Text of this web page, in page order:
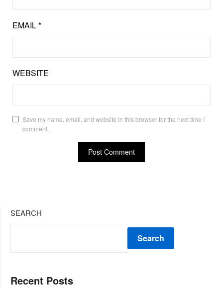
EMAIL*
WEBSITE
Save my name, email, and website in this browser for the next time I
comment.
SEARCH
Search
Recent Posts